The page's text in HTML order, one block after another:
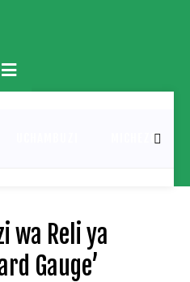
Primary
Menu
MICHEZO
wa Reli ya
Gauge’